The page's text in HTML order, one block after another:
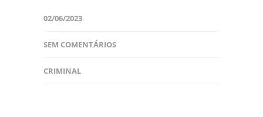
02/06/2023
SEM COMENTÁRIOS
CRIMINAL